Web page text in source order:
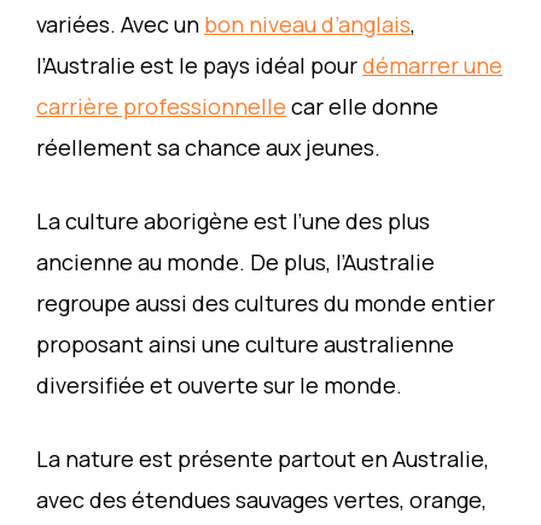
variées. Avec un bon niveau d’anglais,
l’Australie est le pays idéal pourdémarrer une
carrière professionnelle car elle donne
réellement sa chance aux jeunes.
La culture aborigène est l’une des plus
ancienne au monde. De plus, l’Australie
regroupe aussi des cultures du monde entier
proposant ainsi une culture australienne
diversifiée et ouverte sur le monde.
La nature est présente partout en Australie,
avec des étendues sauvages vertes, orange,